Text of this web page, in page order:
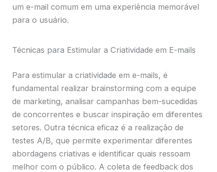
um e-mail comum em uma experiência memorável
para o usuário.
Técnicas para Estimular a Criatividade em E-mails
Para estimular a criatividade em e-mails, é
fundamental realizar brainstorming com a equipe
de marketing, analisar campanhas bem-sucedidas
de concorrentes e buscar inspiração em diferentes
setores. Outra técnica eficaz é a realização de
testes A/B, que permite experimentar diferentes
abordagens criativas e identificar quais ressoam
melhor com o público. A coleta de feedback dos